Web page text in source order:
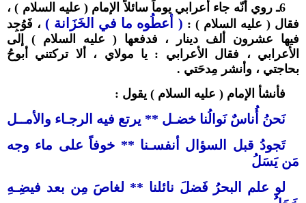
6ـ روي أنّه جاء أعرابي يوماً سائلاً الإمام ( عليه السلام ) ،
فقال ( عليه السلام ) : ( أعطُوه ما في الخَزَانة )، فَوُجِد
فيها عشرون ألف دينار ، فدفعها ( عليه السلام ) إلى
الأعرابي ، فقال الأعرابي : يا مولاي ، ألا تركتني أبوحُ
بحاجتي ، وأنشر مِدحَتي .
فأنشأ الإمام ( عليه السلام ) يقول :
نَحنُ أُناسٌ نَوالُنا خضـل ** يرتع فيه الرجـاء والأمــل
تَجودُ قبل السؤال أنفسـنا ** خوفاً على ماء وجه
مَن يَسَلُ
لو علم البحرُ فَضلَ نائلنا ** لغاصَ مِن بعد فيضِـهِ